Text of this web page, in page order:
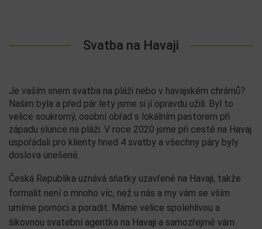
Svatba na Havaji
Je vaším snem svatba na pláži nebo v havajském chrámů?
Našim byla a před pár lety jsme si jí opravdu užili. Byl to
velice soukromý, osobní obřad s lokálním pastorem při
západu slunce na pláži. V roce 2020 jsme při cestě na Havaj
uspořádali pro klienty hned 4 svatby a všechny páry byly
doslova unešené.
Česká Republika uznává sňatky uzavřené na Havaji, takže
formalit není o mnoho víc, než u nás a my vám se vším
umíme pomoci a poradit. Máme velice spolehlivou a
šikovnou svatební agentka na Havaji a samozřejmě vám